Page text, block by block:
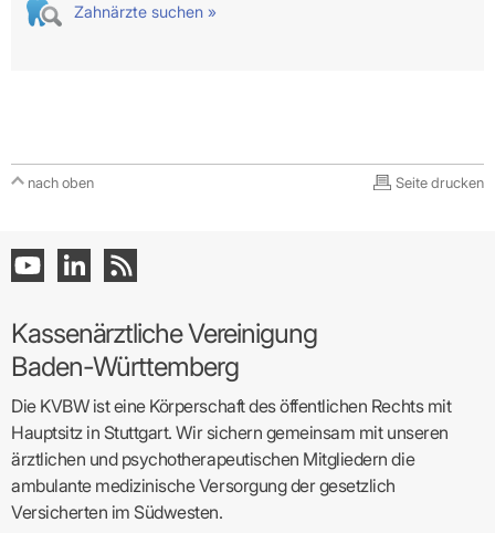
Zahnärzte suchen »
nach oben Seite drucken
Kassenärztliche Vereinigung
Baden-Württemberg
Die KVBW ist eine Körperschaft des öffentlichen Rechts mit
Hauptsitz in Stuttgart. Wir sichern gemeinsam mit unseren
ärztlichen und psychotherapeutischen Mitgliedern die
ambulante medizinische Versorgung der gesetzlich
Versicherten im Südwesten.